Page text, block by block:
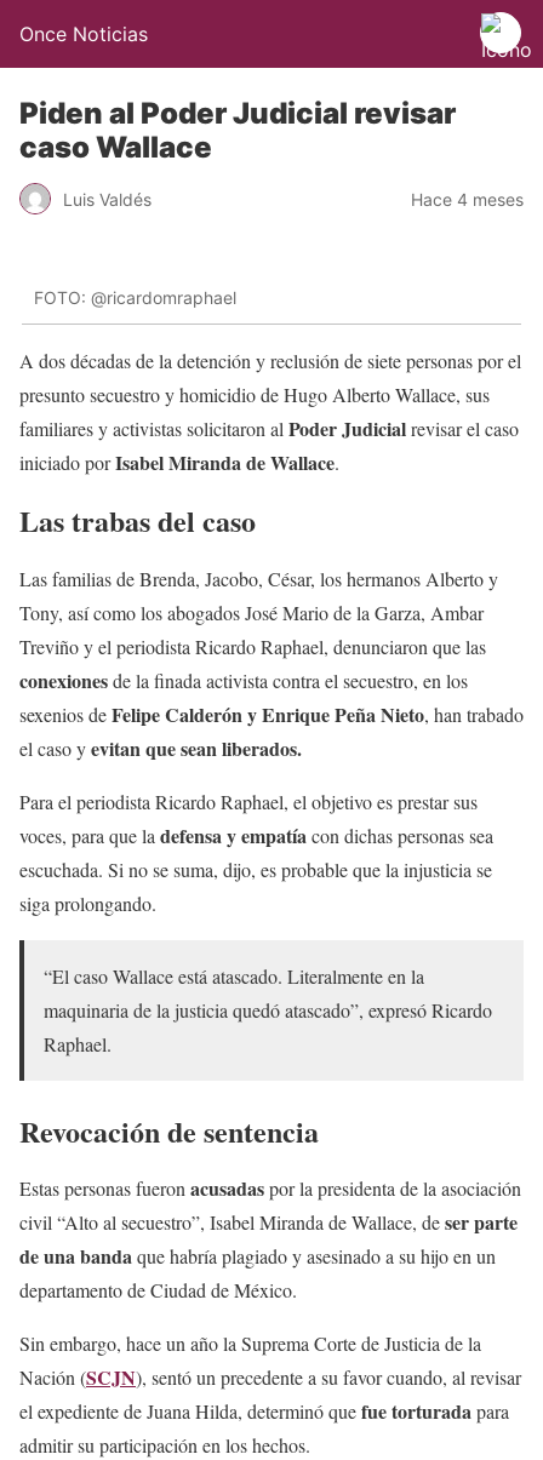
Once Noticias
Piden al Poder Judicial revisar
caso Wallace
Luis Valdés Hace 4 meses
FOTO: @ricardomraphael
A dos décadas de la detención y reclusión de siete personas por el
presunto secuestro y homicidio de Hugo Alberto Wallace, sus
familiares y activistas solicitaron al Poder Judicialrevisar el caso
iniciado porIsabel Miranda de Wallace.
Las trabas del caso
Las familias de Brenda, Jacobo, César, los hermanos Alberto y
Tony, así como los abogados José Mario de la Garza, Ambar
Treviño y el periodista Ricardo Raphael, denunciaron que las
conexionesde la finada activista contra el secuestro, en los
sexenios deFelipe Calderón y Enrique Peña Nieto, han trabado
el caso yevitan que sean liberados.
Para el periodista Ricardo Raphael, el objetivo es prestar sus
voces, para que la defensa y empatía con dichas personas sea
escuchada. Si no se suma, dijo, es probable que la injusticia se
siga prolongando.
“El caso Wallace está atascado. Literalmente en la
maquinaria de la justicia quedó atascado”, expresó Ricardo
Raphael.
Revocación de sentencia
Estas personas fueronacusadaspor la presidenta de la asociación
civil “Alto al secuestro”, Isabel Miranda de Wallace, deser parte
de una bandaque habría plagiado y asesinado a su hijo en un
departamento de Ciudad de México.
Sin embargo, hace un año la Suprema Corte de Justicia de la
Nación (SCJN), sentó un precedente a su favor cuando, al revisar
el expediente de Juana Hilda, determinó quefue torturadapara
admitir su participación en los hechos.